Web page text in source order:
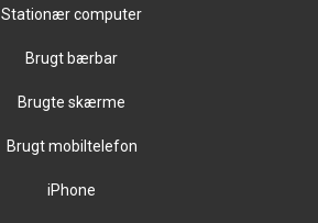
Stationær computer
Brugt bærbar
Brugte skærme
Brugt mobiltelefon
iPhone